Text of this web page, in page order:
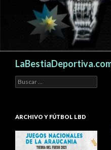
Buscar:
ARCHIVO Y FÚTBOL LBD